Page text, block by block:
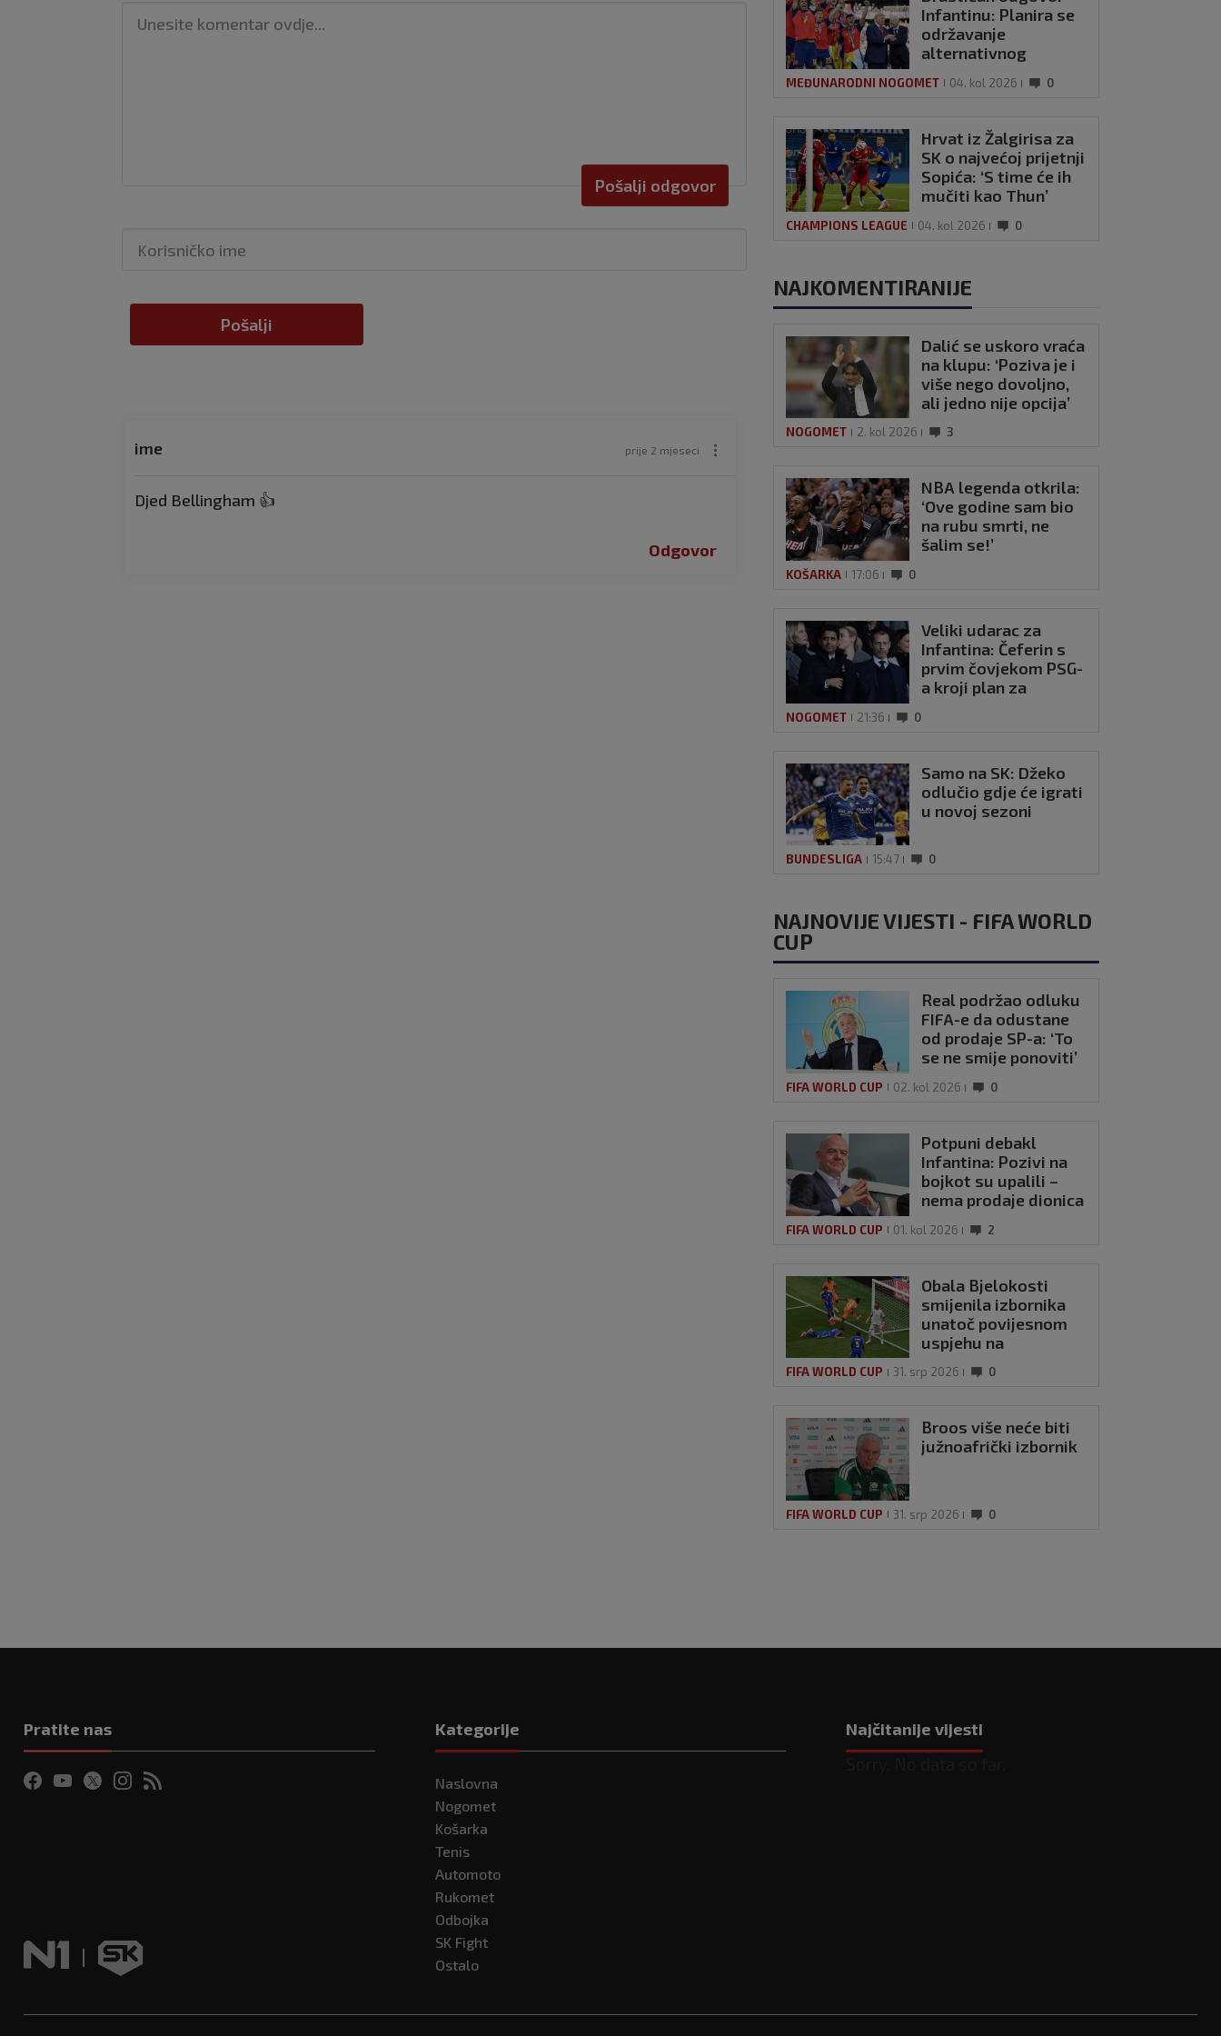
Pošalji odgovor
Pošalji
prije 2 mjeseci
ime
Djed Bellingham 👍
Odgovor
Infantinu: Planira se
održavanje
alternativnog
prvenstva?
MEĐUNARODNI NOGOMET 04. kol 2026 0
Hrvat iz Žalgirisa za
SK o najvećoj prijetnji
Sopića: ‘S time će ih
mučiti kao Thun’
CHAMPIONS LEAGUE 04. kol 2026 0
NAJKOMENTIRANIJE
Dalić se uskoro vraća
na klupu: ‘Poziva je i
više nego dovoljno,
ali jedno nije opcija’
NOGOMET 2. kol 2026 3
NBA legenda otkrila:
‘Ove godine sam bio
na rubu smrti, ne
šalim se!’
KOŠARKA 17:06 0
Veliki udarac za
Infantina: Čeferin s
prvim čovjekom PSG-
a kroji plan za
NOGOMET 21:36 0
Samo na SK: Džeko
odlučio gdje će igrati
u novoj sezoni
BUNDESLIGA 15:47 0
NAJNOVIJE VIJESTI - FIFA WORLD
CUP
Real podržao odluku
FIFA-e da odustane
od prodaje SP-a: ‘To
se ne smije ponoviti’
FIFA WORLD CUP 02. kol 2026 0
Potpuni debakl
Infantina: Pozivi na
bojkot su upalili –
nema prodaje dionica
FIFA WORLD CUP 01. kol 2026 2
Obala Bjelokosti
smijenila izbornika
unatoč povijesnom
uspjehu na
FIFA WORLD CUP 31. srp 2026 0
Broos više neće biti
južnoafrički izbornik
FIFA WORLD CUP 31. srp 2026 0
Pratite nas Kategorije
Naslovna
Nogomet
Košarka
Tenis
Automoto
Rukomet
Odbojka
SK Fight
Ostalo
Najčitanije vijesti